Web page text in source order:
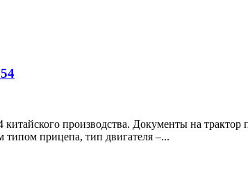
производства. Документы на
типом прицепа, тип двигателя –...